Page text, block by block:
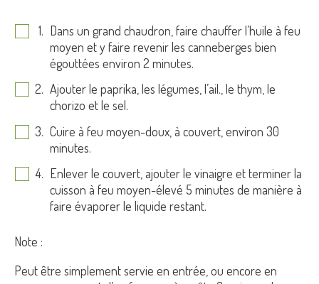
Dans un grand chaudron, faire chauffer l’huile à feu
moyen et y faire revenir les canneberges bien
égouttées environ 2 minutes.
Ajouter le paprika, les légumes, l’ail., le thym, le
chorizo et le sel.
Cuire à feu moyen-doux, à couvert, environ 30
minutes.
Enlever le couvert, ajouter le vinaigre et terminer la
cuisson à feu moyen-élevé 5 minutes de manière à
faire évaporer le liquide restant.
Note :
Peut être simplement servie en entrée, ou encore en